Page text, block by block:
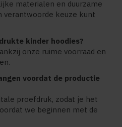
materialen en duurzame
verantwoorde keuze kunt
kinder hoodies?
onze ruime voorraad en
voordat de productie
proefdruk, zodat je het
we beginnen met de